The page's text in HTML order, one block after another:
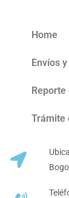
Home
Envíos
Reporte
Trámite